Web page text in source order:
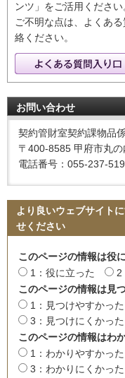
ンツ」をご活用ください
ご不明な点は、よくあ
絡ください。
お問い合わせ
契約管財室契約課物品
〒400-8585 甲府市丸の
電話番号：055-237-
より良いウェブサイト
せください
このページの情報は役
1：役に立った
2
このページの情報は見
1：見つけやすかった
3：見つけにくかった
このページの情報はわ
1：わかりやすかった
3：わかりにくかった